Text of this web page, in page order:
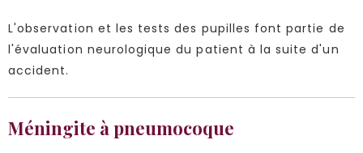
L'observation et les tests des pupilles font partie de
l'évaluation neurologique du patient à la suite d'un
accident.
Méningite à pneumocoque